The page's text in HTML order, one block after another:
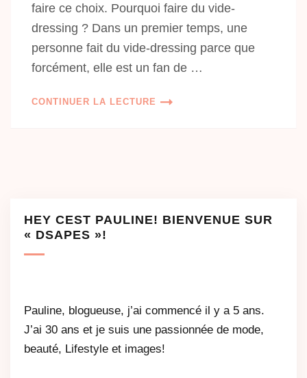
faire ce choix. Pourquoi faire du vide-
dressing ? Dans un premier temps, une
personne fait du vide-dressing parce que
forcément, elle est un fan de …
CONTINUER LA LECTURE
HEY CEST PAULINE! BIENVENUE SUR
« DSAPES »!
Pauline, blogueuse, j’ai commencé il y a 5 ans.
J’ai 30 ans et je suis une passionnée de mode,
beauté, Lifestyle et images!